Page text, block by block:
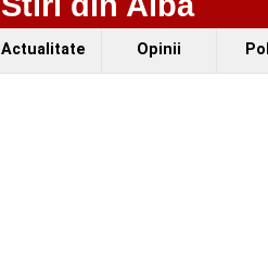
Actualitate Opinii